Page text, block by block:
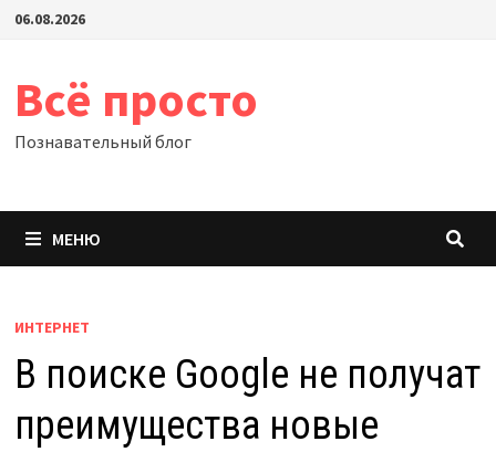
Перейти
06.08.2026
Всё просто
Познавательный блог
МЕНЮ
ИНТЕРНЕТ
В поиске Google не получат
преимущества новые